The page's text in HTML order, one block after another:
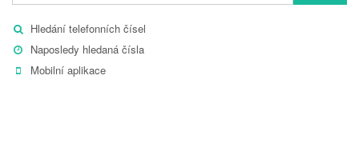
Hledání telefonních čísel
Naposledy hledaná čísla
Mobilní aplikace